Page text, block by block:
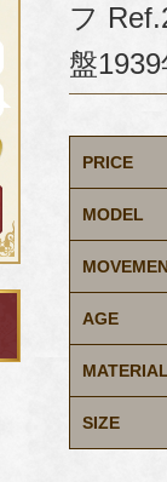
フ
盤
PRICE
MODEL
AGE
MATERIAL
SIZE